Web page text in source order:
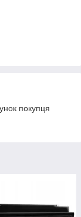
покупця